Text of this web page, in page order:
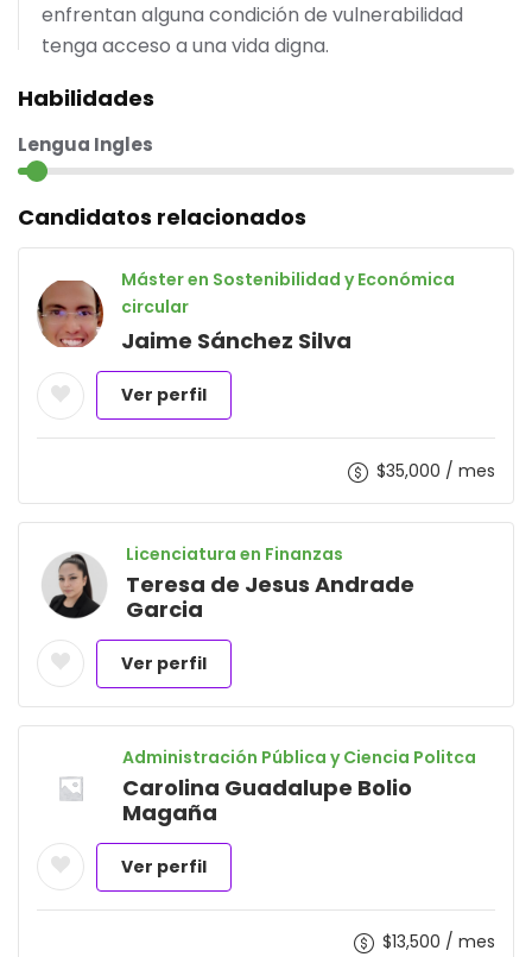
enfrentan alguna condición de vulnerabilidad
tenga acceso a una vida digna.
Habilidades
Lengua Ingles
Candidatos relacionados
Máster en Sostenibilidad y Económica
circular
Jaime Sánchez Silva
Ver perfil
$35,000 / mes
Licenciatura en Finanzas
Teresa de Jesus Andrade
Garcia
Ver perfil
Administración Pública y Ciencia Politca
Carolina Guadalupe Bolio
Magaña
Ver perfil
$13,500 / mes